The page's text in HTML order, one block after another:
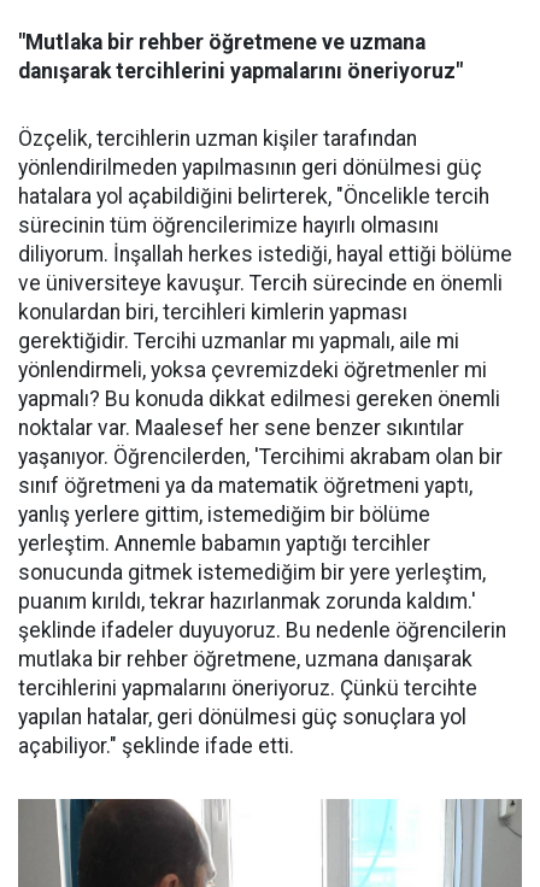
"Mutlaka bir rehber öğretmene ve uzmana
danışarak tercihlerini yapmalarını öneriyoruz"
Özçelik, tercihlerin uzman kişiler tarafından
yönlendirilmeden yapılmasının geri dönülmesi güç
hatalara yol açabildiğini belirterek, "Öncelikle tercih
sürecinin tüm öğrencilerimize hayırlı olmasını
diliyorum. İnşallah herkes istediği, hayal ettiği bölüme
ve üniversiteye kavuşur. Tercih sürecinde en önemli
konulardan biri, tercihleri kimlerin yapması
gerektiğidir. Tercihi uzmanlar mı yapmalı, aile mi
yönlendirmeli, yoksa çevremizdeki öğretmenler mi
yapmalı? Bu konuda dikkat edilmesi gereken önemli
noktalar var. Maalesef her sene benzer sıkıntılar
yaşanıyor. Öğrencilerden, 'Tercihimi akrabam olan bir
sınıf öğretmeni ya da matematik öğretmeni yaptı,
yanlış yerlere gittim, istemediğim bir bölüme
yerleştim. Annemle babamın yaptığı tercihler
sonucunda gitmek istemediğim bir yere yerleştim,
puanım kırıldı, tekrar hazırlanmak zorunda kaldım.'
şeklinde ifadeler duyuyoruz. Bu nedenle öğrencilerin
mutlaka bir rehber öğretmene, uzmana danışarak
tercihlerini yapmalarını öneriyoruz. Çünkü tercihte
yapılan hatalar, geri dönülmesi güç sonuçlara yol
açabiliyor." şeklinde ifade etti.